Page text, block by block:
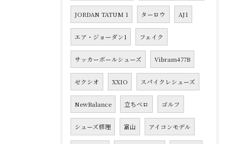
JORDAN TATUM 1 ターロウ AJ1
エア・ジョーダン1 フェイク
サッカーボールシューズ Vibram477B
ゼクシオ XXIO スパイクレシューズ
NewBalance 立ちベロ ゴルフ
シューズ修理 富山 アイコンモデル